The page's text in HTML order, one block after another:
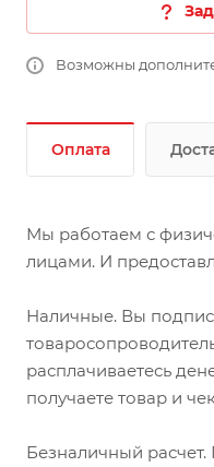
Возможны
Оплата
Мы работаем с
лицами. И
Наличные. Вы
расплачиваетесь
получаете товар и
Безналичный